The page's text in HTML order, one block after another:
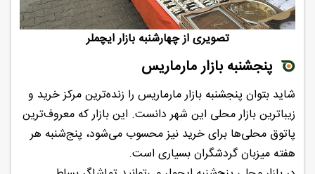
تصویری از چهارشنبه بازار ایچملر
پنجشنبه بازار مارماریس
شاید بتوان پنجشنبه بازار مارماریس را زنده‌ترین مرکز خرید و
زیباترین بازار محلی این شهر دانست. این بازار که معروف‌ترین
پاتوق محلی‌ها برای خرید نیز محسوب می‌شود، پنج‌شنبه هر
هفته میزبان گردشگران بسیاری است.